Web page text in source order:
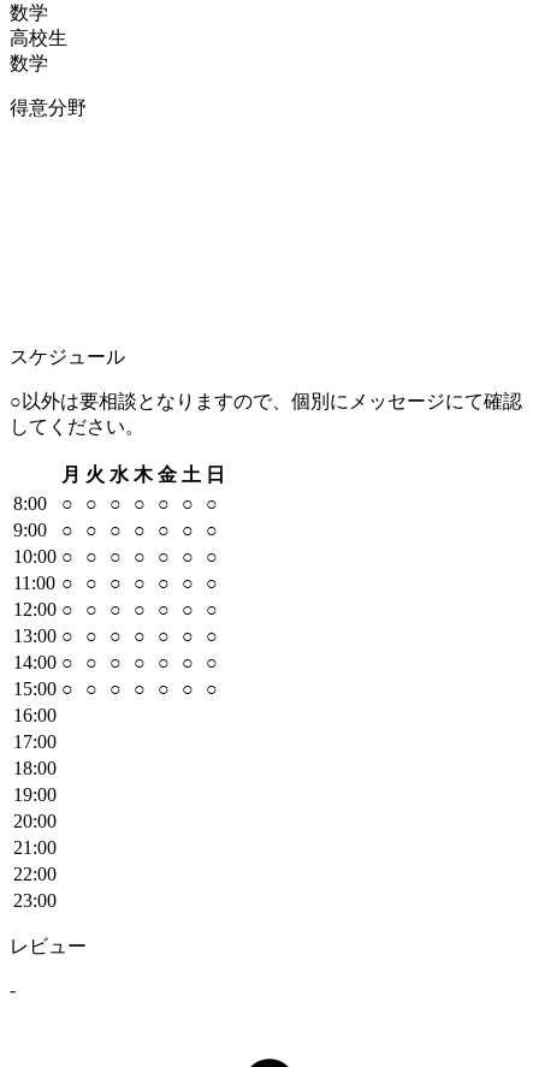
数学
高校生
数学
得意分野
スケジュール
○以外は要相談となりますので、個別にメッセージにて確認
してください。
月 火 水 木 金 土 日
8:00 ○ ○ ○ ○ ○ ○
○
9:00 ○ ○ ○ ○ ○ ○
○
10:00 ○ ○ ○ ○ ○ ○
○
11 :00 ○ ○ ○ ○ ○ ○
○
12:00 ○ ○ ○ ○ ○ ○
○
13:00 ○ ○ ○ ○ ○ ○
○
14:00 ○ ○ ○ ○ ○ ○
○
15:00 ○ ○ ○ ○ ○ ○
○
16:00
17:00
18:00
19:00
20:00
21 :00
22:00
23:00
レビュー
-